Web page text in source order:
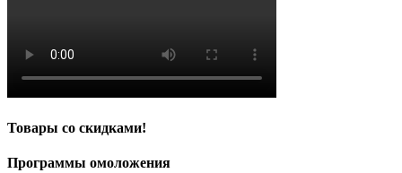
Товары со скидками!
Программы омоложения